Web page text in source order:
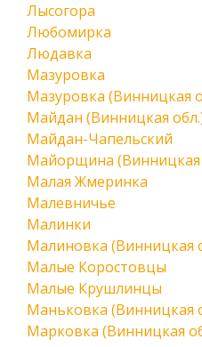
Лысогора
Любомирка
Людавка
Мазуровка
Мазуровка (Винницкая
Майдан (Винницкая
Майдан-Чапельский
Майорщина (Винницкая
Малая Жмеринка
Малевничье
Малинки
Малиновка (Винницкая
Малые Коростовцы
Малые Крушлинцы
Маньковка (Винницкая
Марковка (Винницкая